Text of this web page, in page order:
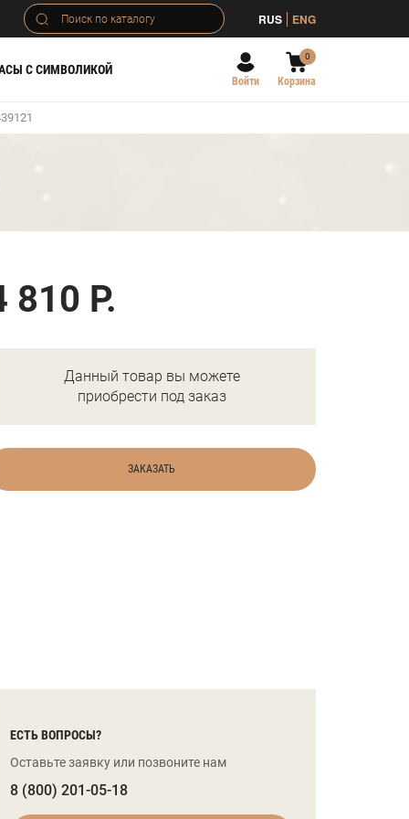
RUS ENG
С СИМВОЛИКОЙ
Войти
0
Корзина
810 Р.
Данный товар вы можете
приобрести под заказ
ЗАКАЗАТЬ
ЕСТЬ ВОПРОСЫ?
Оставьте заявку или позвоните нам
8 (800) 201-05-18